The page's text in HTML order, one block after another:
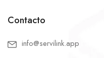
Contacto
info@servilink.app